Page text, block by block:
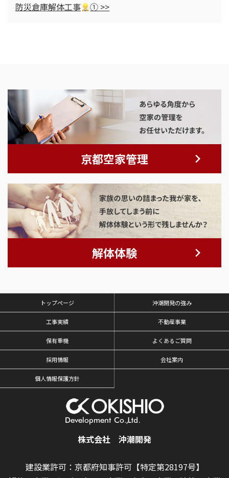
防災倉庫解体工事 ① >>
京都空家管理
解体体験
トップページ 沖潮開発の強み
工事実績 不動産事業
保有重機 よくあるご質問
採用情報 会社案内
個人情報保護方針
株式会社 沖潮開発
建設業許可：京都府知事許可【特定第28197号】